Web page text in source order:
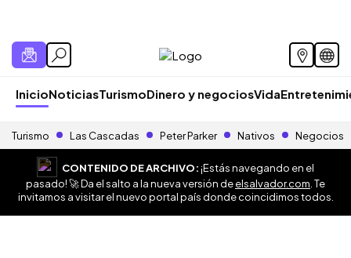
InicioNoticiasTurismoDinero y negociosVida
Turismo Las Cascadas Peter Parker Nativos Negocios
CONTENIDO DE ARCHIVO:¡Estás navegando en el
pasado! 🚀 Da el salto a la nueva versión deelsalvador.com . Te
invitamos a visitar el nuevo portal país donde coincidimos todos.